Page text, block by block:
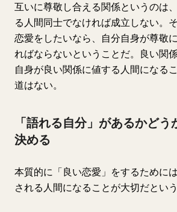
互いに尊敬し合える関係というのは
る人間同士でなければ成立しない。
恋愛をしたいなら、自分自身が尊敬
ればならないということだ。良い関
自身が良い関係に値する人間になる
道はない。
「語れる自分」があるかど
決める
本質的に「良い恋愛」をするために
される人間になることが大切だとい